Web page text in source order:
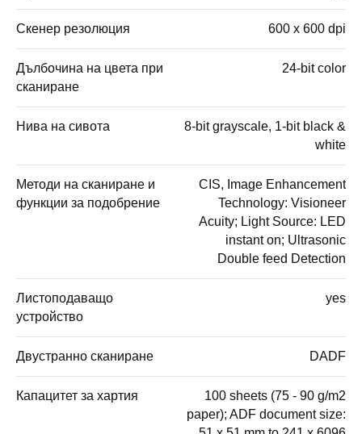
Скенер резолюция 600 x 600 dpi
Дълбочина на цвета при
сканиране
24-bit color
Нива на сивота
8-bit grayscale, 1-bit black &
white
Методи на сканиране и
функции за подобрение
CIS, Image Enhancement
Technology: Visioneer
Acuity; Light Source: LED
instant on; Ultrasonic
Double feed Detection
Листоподаващо
устройство
yes
Двустранно сканиране DADF
Капацитет за хартия
100 sheets (75 - 90 g/m2
paper); ADF document size: